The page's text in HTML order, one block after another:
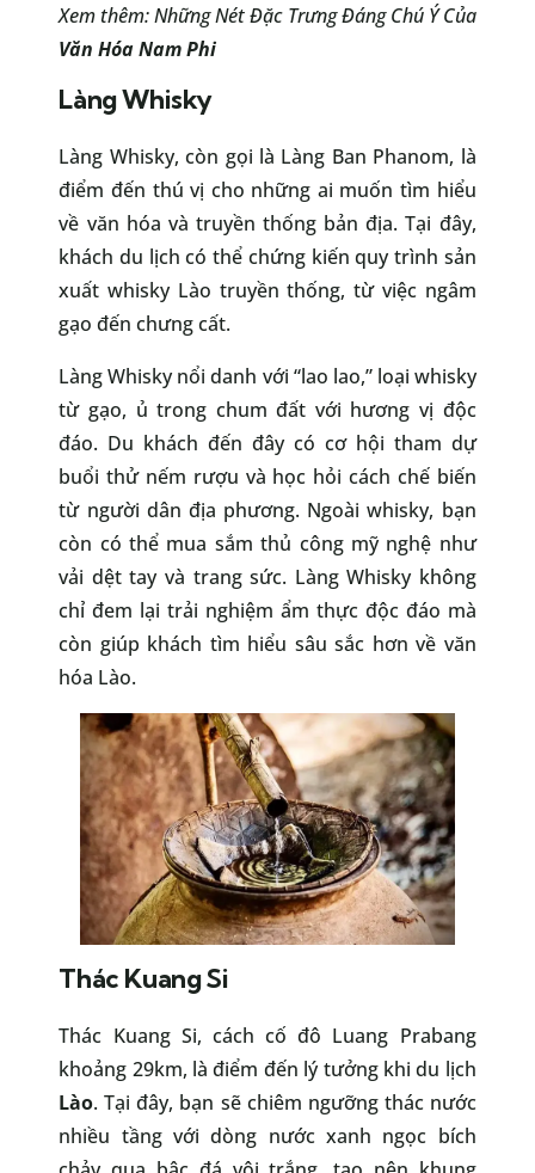
Xem thêm: Những Nét Đặc Trưng Đáng Chú Ý Của
Văn Hóa Nam Phi
Làng Whisky
Làng Whisky, còn gọi là Làng Ban Phanom, là
điểm đến thú vị cho những ai muốn tìm hiểu
về văn hóa và truyền thống bản địa. Tại đây,
khách du lịch có thể chứng kiến quy trình sản
xuất whisky Lào truyền thống, từ việc ngâm
gạo đến chưng cất.
Làng Whisky nổi danh với “lao lao,” loại whisky
từ gạo, ủ trong chum đất với hương vị độc
đáo. Du khách đến đây có cơ hội tham dự
buổi thử nếm rượu và học hỏi cách chế biến
từ người dân địa phương. Ngoài whisky, bạn
còn có thể mua sắm thủ công mỹ nghệ như
vải dệt tay và trang sức. Làng Whisky không
chỉ đem lại trải nghiệm ẩm thực độc đáo mà
còn giúp khách tìm hiểu sâu sắc hơn về văn
hóa Lào.
Thác Kuang Si
Thác Kuang Si, cách cố đô Luang Prabang
khoảng 29km, là điểm đến lý tưởng khi du lịch
Lào. Tại đây, bạn sẽ chiêm ngưỡng thác nước
nhiều tầng với dòng nước xanh ngọc bích